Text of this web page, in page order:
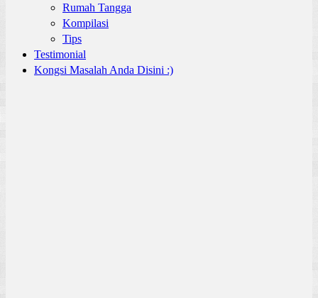
Rumah Tangga
Kompilasi
Tips
Testimonial
Kongsi Masalah Anda Disini :)